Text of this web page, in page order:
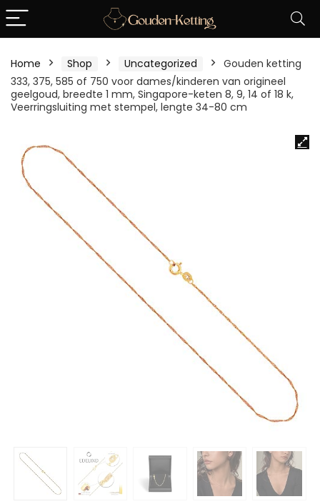
Home Shop Uncategorized
Gouden ketting
333, 375, 585 of 750 voor dames/kinderen van origineel
geelgoud, breedte 1 mm, Singapore-keten 8, 9, 14 of 18 k,
Veerringsluiting met stempel, lengte 34-80 cm